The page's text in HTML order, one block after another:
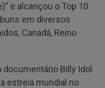
e alcançou o Top 10
em diversos
Canadá, Reino
documentário Billy Idol
estreia mundial no